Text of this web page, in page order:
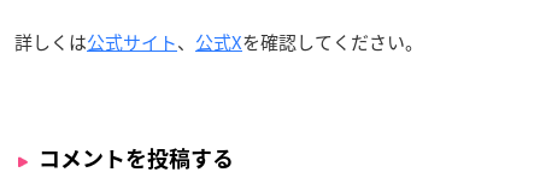
詳しくは公式サイト、 公式Xを確認してください。
コメントを投稿する